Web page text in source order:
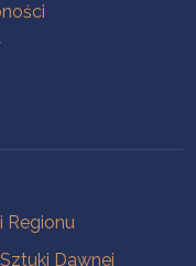
Regionu
Dawnej